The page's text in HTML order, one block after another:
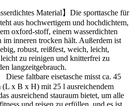
Material】Die sporttasche für
aus hochwertigem und hochdichtem,
oxford-stoff, einem wasserdichten
im inneren trocken hält. Außerdem ist
robust, reißfest, weich, leicht,
zu reinigen und knitterfrei zu
langzeitgebrauch.
Diese faltbare eisetasche misst ca. 45
x B x H) mit 25 l ausreichendem
ausreichend stauraum bietet, um alle
und reisen zu erfüllen, und es ist